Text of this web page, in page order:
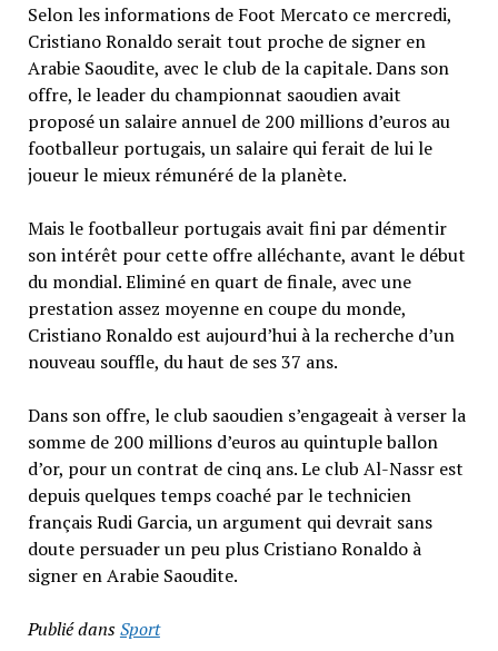
Selon les informations de Foot Mercato ce mercredi,
Cristiano Ronaldo serait tout proche de signer en
Arabie Saoudite, avec le club de la capitale. Dans son
offre, le leader du championnat saoudien avait
proposé un salaire annuel de 200 millions d’euros au
footballeur portugais, un salaire qui ferait de lui le
joueur le mieux rémunéré de la planète.
Mais le footballeur portugais avait fini par démentir
son intérêt pour cette offre alléchante, avant le début
du mondial. Eliminé en quart de finale, avec une
prestation assez moyenne en coupe du monde,
Cristiano Ronaldo est aujourd’hui à la recherche d’un
nouveau souffle, du haut de ses 37 ans.
Dans son offre, le club saoudien s’engageait à verser la
somme de 200 millions d’euros au quintuple ballon
d’or, pour un contrat de cinq ans. Le club Al-Nassr est
depuis quelques temps coaché par le technicien
français Rudi Garcia, un argument qui devrait sans
doute persuader un peu plus Cristiano Ronaldo à
signer en Arabie Saoudite.
Publié dansSport